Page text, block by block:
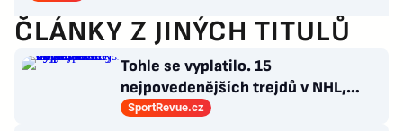
ČLÁNKY Z JINÝCH TITULŮ
Tohle se vyplatilo. 15
nejpovedenějších trejdů v NHL,
které byly upečeny na poslední
SportRevue.cz